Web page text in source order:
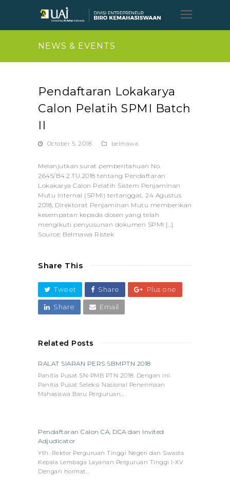
Open
Mobile
NEWS & EVENTS
Pendaftaran Lokakarya
Calon Pelatih SPMI Batch
II
October 5, 2018 belmawa
Melanjutkan surat pemberitahuan No.
2645/B4.2.TU.2018 tentang Pendaftaran
Lokakarya Calon Pelatih Sistem Penjaminan
Mutu Internal (SPMI) tertanggaL 24 Agustus
2018, Direktorat Penjaminan Mutu memberikan
kesempatan kepada dosen yang telah
mengikuti penyusunan dokumen SPMI […]
Source: Belmawa Ristek
Share This
Tweet Share Plus one
Share Email
Related Posts
RALAT SIARAN PERS SBMPTN 2018
Panitia Pusat SN-PMB PTN 2018. Dengan ini
Panitia Pusat Seleksi Nasional Penerimaan
Mahasiswa Baru Perguruan…
Pendaftaran Calon CA, DCA dan Invited
Adjudicator
Yth. Rektor Perguruan Tinggi Negeri dan Swasta
Kepala Lembaga Layanan Perguruan Tinggi I-XV
Dengan hormat…